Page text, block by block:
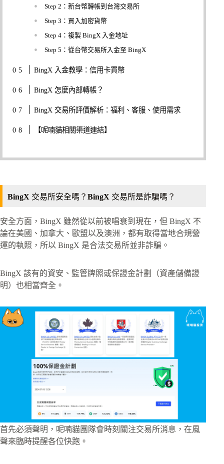
Step 2：新台幣轉帳到台灣交易所
Step 3：買入加密貨幣
Step 4：複製 BingX 入金地址
Step 5：從台幣交易所入金至 BingX
BingX 入金教學：信用卡買幣
BingX 怎麼內部轉帳？
BingX 交易所評價解析：福利、客服、使用需求
【呢喃貓相關渠道連結】
BingX 交易所安全嗎？ BingX 交易所是詐騙嗎？
安全方面，BingX 雖然從以前被唱衰到現在，但 BingX 不
論在美國、加拿大、歐盟以及澳洲，都有取得當地合規營
運的執照，所以 BingX 是合法交易所並非詐騙。
BingX 該有的資安、監管牌照或保證金計劃（資產儲備證
明）也相當齊全。
首先必須聲明，呢喃貓團隊會時刻關注交易所消息，在風
聲來臨時提醒各位快跑。